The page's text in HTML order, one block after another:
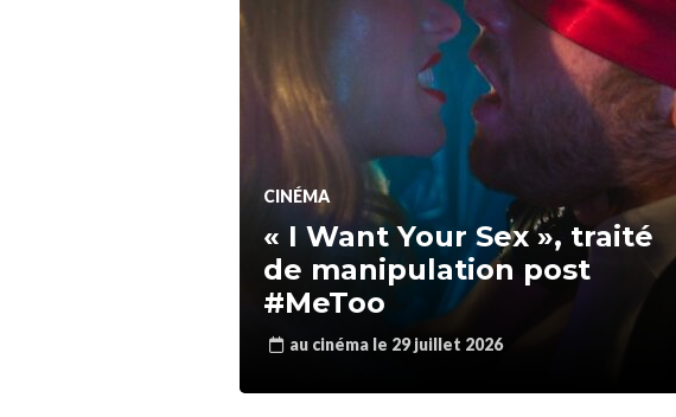
CINÉMA
« I Want Your Sex », traité
de manipulation post
#MeToo
au cinéma le 29 juillet 2026